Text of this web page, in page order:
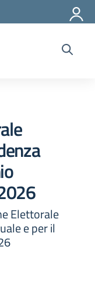
Elettorale
e per il